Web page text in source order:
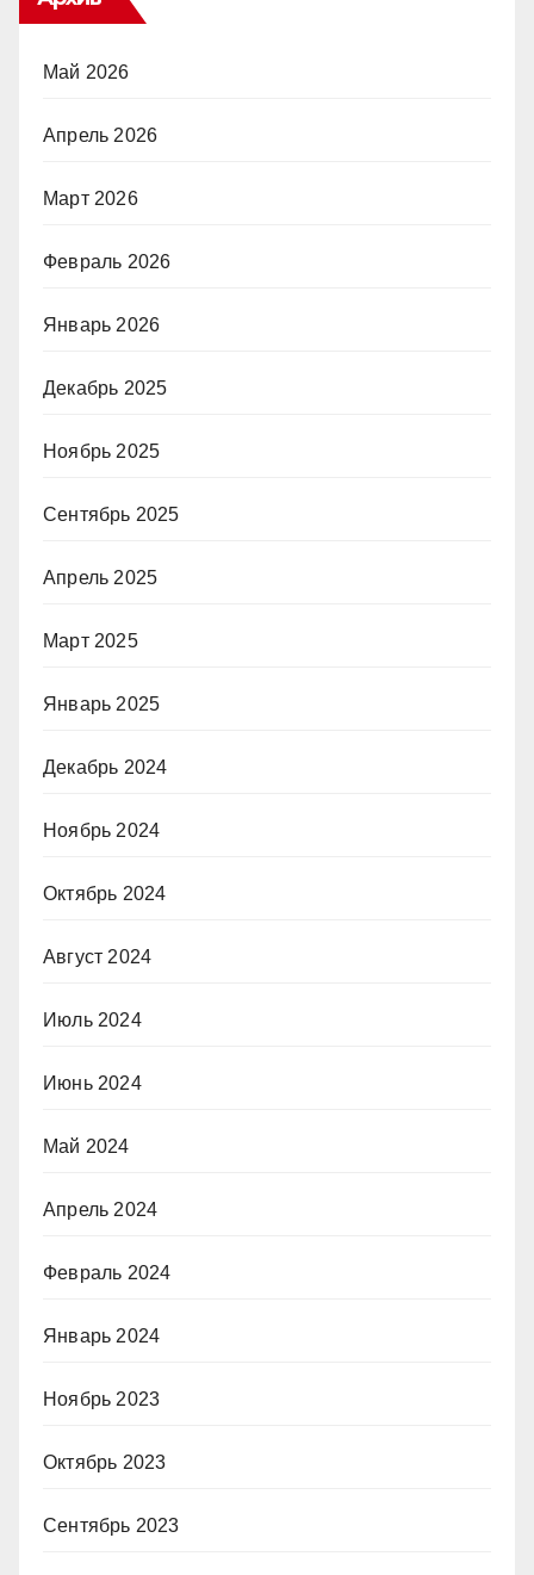
Май 2026
Апрель 2026
Март 2026
Февраль 2026
Январь 2026
Декабрь 2025
Ноябрь 2025
Сентябрь 2025
Апрель 2025
Март 2025
Январь 2025
Декабрь 2024
Ноябрь 2024
Октябрь 2024
Август 2024
Июль 2024
Июнь 2024
Май 2024
Апрель 2024
Февраль 2024
Январь 2024
Ноябрь 2023
Октябрь 2023
Сентябрь 2023